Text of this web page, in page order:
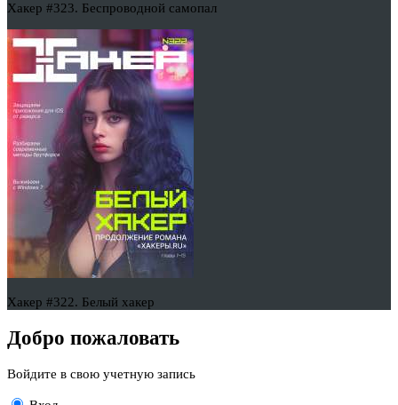
Хакер #323. Беспроводной самопал
Хакер #322. Белый хакер
Добро пожаловать
Войдите в свою учетную запись